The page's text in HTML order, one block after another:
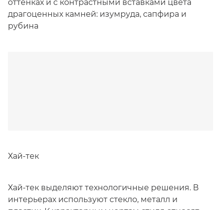
оттенках и с контрастными вставками цвета
драгоценных камней: изумруда, сапфира и
рубина
Хай-тек
Хай-тек выделяют технологичные решения. В
интерьерах используют стекло, металл и